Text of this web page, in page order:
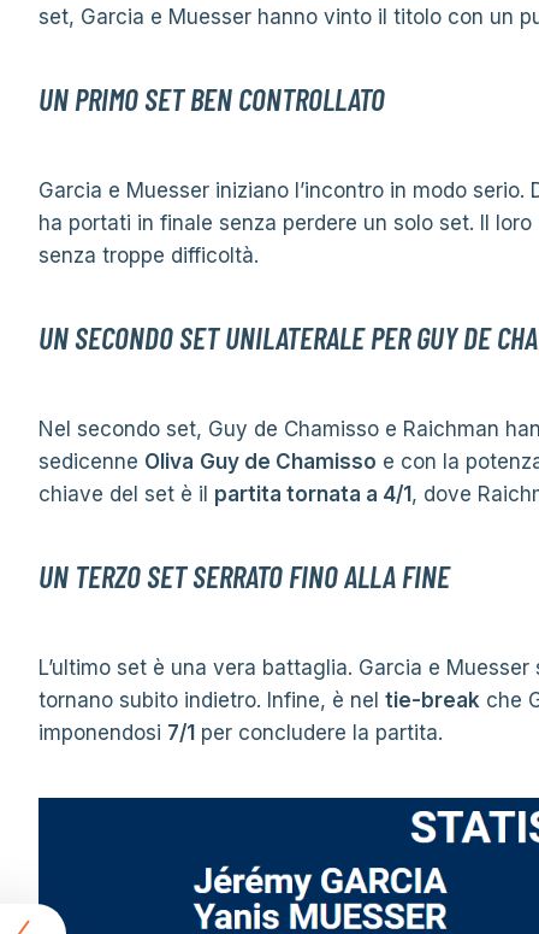
set, Garcia e Muesser hanno vinto il titolo con un
UN PRIMO SET BEN CONTROLLATO
Garcia e Muesser iniziano l’incontro in modo
ha portati in finale senza perdere un solo set. Il
senza troppe difficoltà.
UN SECONDO SET UNILATERALE PER GUY DE
Nel secondo set, Guy de Chamisso e Raichman
sedicenne Oliva Guy de Chamisso e con la
chiave del set è il partita tornata a 4/1 , dove
UN TERZO SET SERRATO FINO ALLA FINE
L’ultimo set è una vera battaglia. Garcia e
tornano subito indietro. Infine, è nel tie-break che
imponendosi 7/1 per concludere la partita.